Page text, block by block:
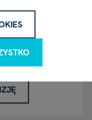
tym towarem?
innym wybrać.